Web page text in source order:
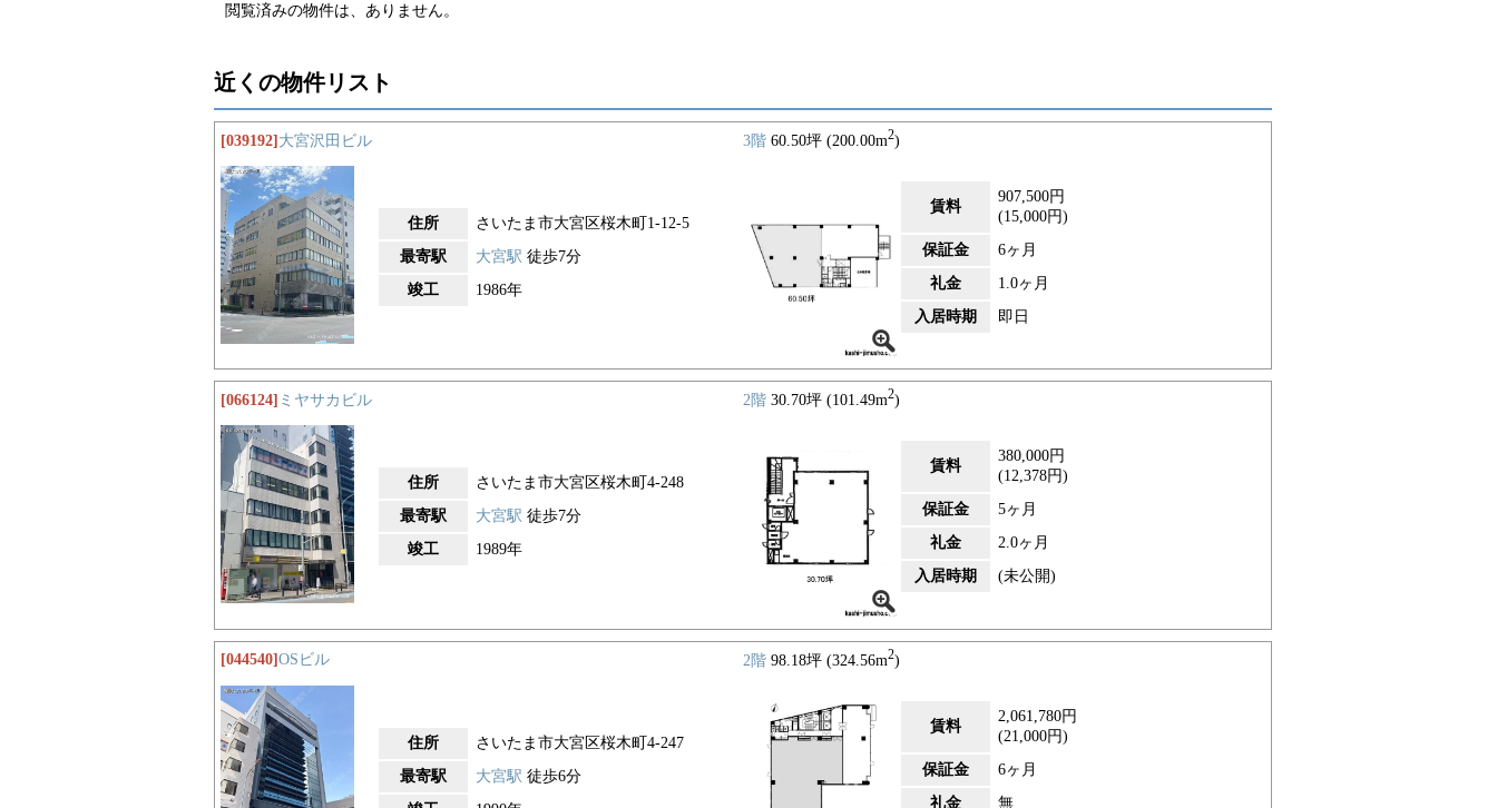
閲覧済みの物件は、ありません。
近くの物件リスト
[039192]大宮沢田ビル 3階 60.50坪 (200.00m2)
住所
さいたま市大宮区桜木町1-12-5
最寄駅
大宮駅 徒歩7分
竣工
1986年
賃料
907,500円
(15,000円)
保証金
6ヶ月
礼金
1.0ヶ月
入居時期
即日
[066124] ミヤサカビル 2階 30.70坪 (101.49m2)
住所
さいたま市大宮区桜木町4-248
最寄駅
大宮駅 徒歩7分
竣工
1989年
賃料
380,000円
(12,378円)
保証金
5ヶ月
礼金
2.0ヶ月
入居時期
(未公開)
[044540] OSビル 2階 98.18坪 (324.56m2)
住所
さいたま市大宮区桜木町4-247
最寄駅
大宮駅 徒歩6分
賃料
2,061,780円
(21,000円)
保証金
6ヶ月
礼金
無